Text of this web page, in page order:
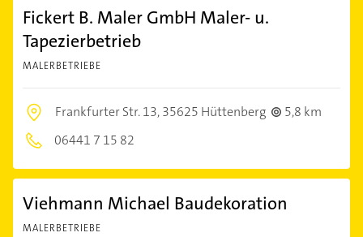
Fickert B. Maler GmbH Maler- u.
Tapezierbetrieb
MALERBETRIEBE
Frankfurter Str. 13,35625 Hüttenberg
5,8 km
06441 7 15 82
Viehmann Michael Baudekoration
MALERBETRIEBE